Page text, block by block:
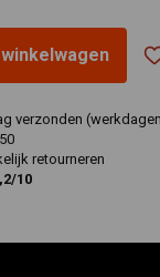
winkelwagen
verzonden
retourneren
10